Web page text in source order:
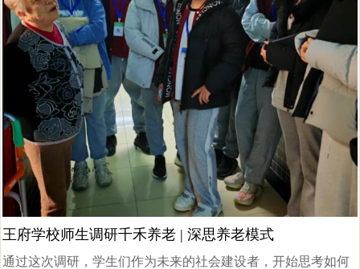
王府学校师生调研千禾养老 | 深思养老模式
通过这次调研，学生们作为未来的社会建设者，开始思考如何